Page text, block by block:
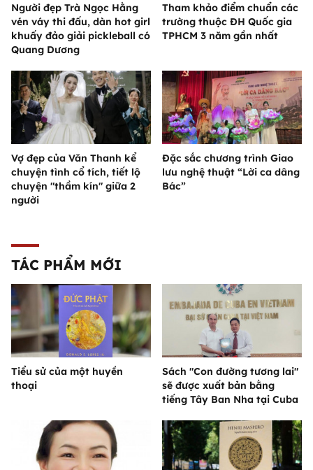
Người đẹp Trà Ngọc Hằng
vén váy thi đấu, dàn hot girl
khuấy đảo giải pickleball có
Quang Dương
Tham khảo điểm chuẩn các
trường thuộc ĐH Quốc gia
TPHCM 3 năm gần nhất
Vợ đẹp của Văn Thanh kể
chuyện tình cổ tích, tiết lộ
chuyện "thầm kín" giữa 2
người
Đặc sắc chương trình Giao
lưu nghệ thuật “Lời ca dâng
Bác”
TÁC PHẨM MỚI
Tiểu sử của một huyền
thoại
Sách "Con đường tương lai"
sẽ được xuất bản bằng
tiếng Tây Ban Nha tại Cuba